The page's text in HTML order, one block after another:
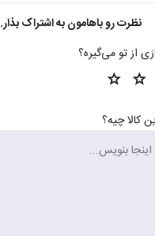
نظرت رو باهامون به اشتراک بذار.
از تو می‌گیره؟
کالا چیه؟